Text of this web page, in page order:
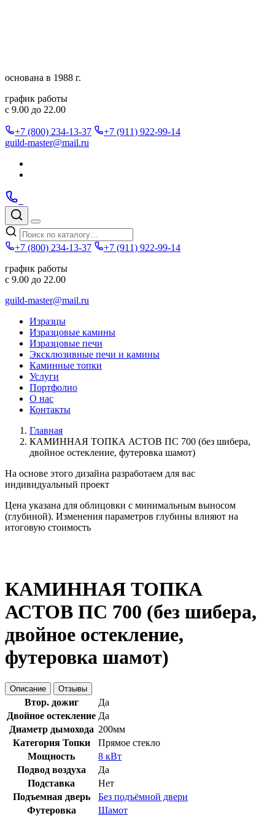
основана в 1988 г.
график работы
с 9.00 до 22.00
+7 (800) 234-13-37
+7 (911) 922-99-14
guild-master@mail.ru
Позвонить
Поиск
по
каталогу
Меню
+7 (800) 234-13-37
+7 (911) 922-99-14
график работы
с 9.00 до 22.00
guild-master@mail.ru
Изразцы
Изразцовые камины
Изразцовые печи
Эксклюзивные печи и камины
Каминные топки
Услуги
Портфолио
О нас
Контакты
Главная
КАМИННАЯ ТОПКА АСТОВ ПС 700 (без шибера,
двойное остекление, футеровка шамот)
На основе этого дизайна разработаем для вас
индивидуальный проект
Цена указана для облицовки с минимальным выносом
(глубиной). Изменения параметров глубины влияют на
итоговую стоимость
КАМИННАЯ ТОПКА
АСТОВ ПС 700 (без шибера,
двойное остекление,
футеровка шамот)
Описание Отзывы
Втор. дожиг
Да
Двойное остекление Да
Диаметр дымохода 200мм
Категория Топки
Прямое стекло
Мощность
8 кВт
Подвод воздуха
Да
Подставка
Нет
Подъемная дверь
Без подъёмной двери
Футеровка
Шамот